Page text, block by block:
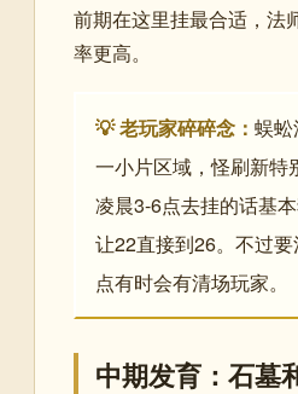
前期在这里挂最合适，法
率更高。
💡 老玩家碎碎念： 蜈
一小片区域，怪刷新特
凌晨3-6点去挂的话基
让22直接到26。不过
点有时会有清场玩家。
中期发育：石墓